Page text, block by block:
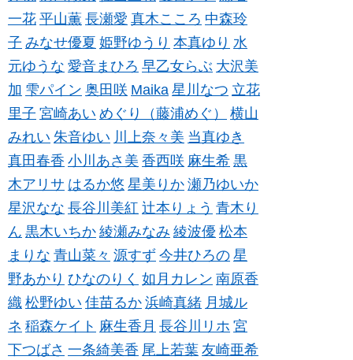
一花 平山薫 長瀬愛 真木こころ 中森玲
子 みなせ優夏 姫野ゆうり 本真ゆり 水
元ゆうな 愛音まひろ 早乙女らぶ 大沢美
加 雫パイン 奥田咲 Maika 星川なつ 立花
里子 宮崎あい めぐり（藤浦めぐ）
横山
みれい 朱音ゆい 川上奈々美 当真ゆき
真田春香 小川あさ美 香西咲 麻生希 黒
木アリサ はるか悠 星美りか 瀬乃ゆいか
星沢なな 長谷川美紅 辻本りょう 青木り
ん 黒木いちか 綾瀬みなみ 綾波優 松本
まりな 青山菜々 源すず 今井ひろの 星
野あかり ひなのりく 如月カレン 南原香
織 松野ゆい 佳苗るか 浜崎真緒 月城ル
ネ 稲森ケイト 麻生香月 長谷川リホ 宮
下つばさ 一条綺美香 尾上若葉 友崎亜希